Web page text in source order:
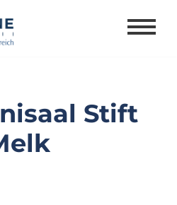
Stift